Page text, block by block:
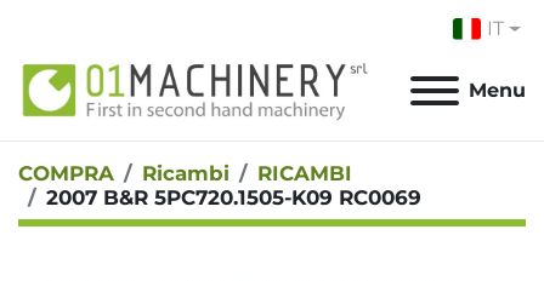
IT
Menu
COMPRA Ricambi
RICAMBI
2007 B&R 5PC720.1505-K09 RC0069